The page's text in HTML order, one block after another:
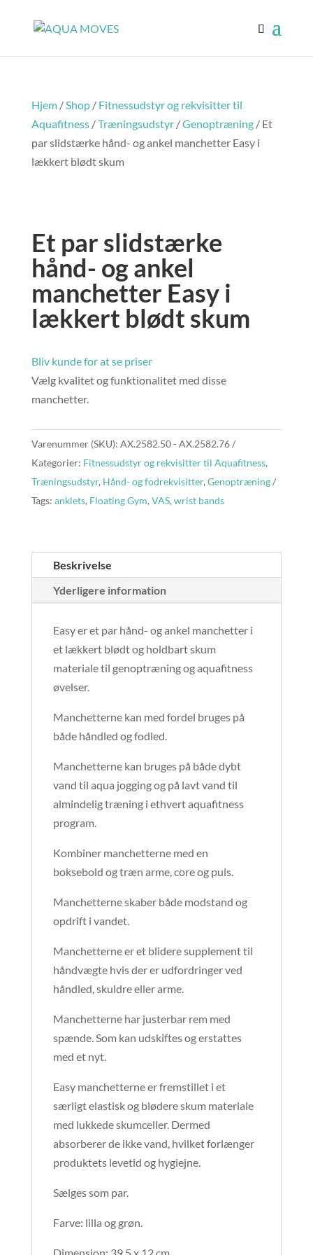
Hjem/Shop/ Fitnessudstyr og rekvisitter til
Aquafitness/Træningsudstyr/Genoptræning/ Et
par slidstærke hånd- og ankel manchetter Easy i
lækkert blødt skum
Et par slidstærke
hånd- og ankel
manchetter Easy i
lækkert blødt skum
Bliv kunde for at se priser
Vælg kvalitet og funktionalitet med disse
manchetter.
Varenummer (SKU): AX.2582.50 - AX.2582.76
Kategorier: Fitnessudstyr og rekvisitter til Aquafitness,
Træningsudstyr, Hånd- og fodrekvisitter, Genoptræning
Tags: anklets, Floating Gym, VAS, wrist bands
Beskrivelse
Yderligere information
Easy er et par hånd- og ankel manchetter i
et lækkert blødt og holdbart skum
materiale til genoptræning og aquafitness
øvelser.
Manchetterne kan med fordel bruges på
både håndled og fodled.
Manchetterne kan bruges på både dybt
vand til aqua jogging og på lavt vand til
almindelig træning i ethvert aquafitness
program.
Kombiner manchetterne med en
boksebold og træn arme, core og puls.
Manchetterne skaber både modstand og
opdrift i vandet.
Manchetterne er et blidere supplement til
håndvægte hvis der er udfordringer ved
håndled, skuldre eller arme.
Manchetterne har justerbar rem med
spænde. Som kan udskiftes og erstattes
med et nyt.
Easy manchetterne er fremstillet i et
særligt elastisk og blødere skum materiale
med lukkede skumceller. Dermed
absorberer de ikke vand, hvilket forlænger
produktets levetid og hygiejne.
Sælges som par.
Farve: lilla og grøn.